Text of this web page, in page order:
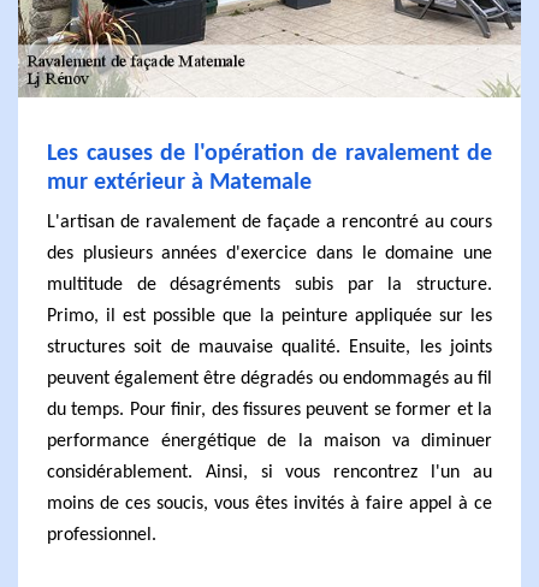
Les causes de l'opération de ravalement de
mur extérieur à Matemale
L'artisan de ravalement de façade a rencontré au cours
des plusieurs années d'exercice dans le domaine une
multitude de désagréments subis par la structure.
Primo, il est possible que la peinture appliquée sur les
structures soit de mauvaise qualité. Ensuite, les joints
peuvent également être dégradés ou endommagés au fil
du temps. Pour finir, des fissures peuvent se former et la
performance énergétique de la maison va diminuer
considérablement. Ainsi, si vous rencontrez l'un au
moins de ces soucis, vous êtes invités à faire appel à ce
professionnel.